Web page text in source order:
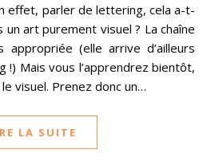
effet, parler de lettering, cela a-t-
un art purement visuel ? La chaîne
appropriée (elle arrive d’ailleurs
!) Mais vous l’apprendrez bientôt,
visuel. Prenez donc un…
LA SUITE